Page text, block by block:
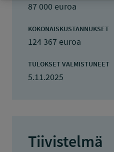
87 000 euroa
KOKONAISKUSTANNUKSET
124 367 euroa
TULOKSET VALMISTUNEET
5.11.2025
Tiivistelmä